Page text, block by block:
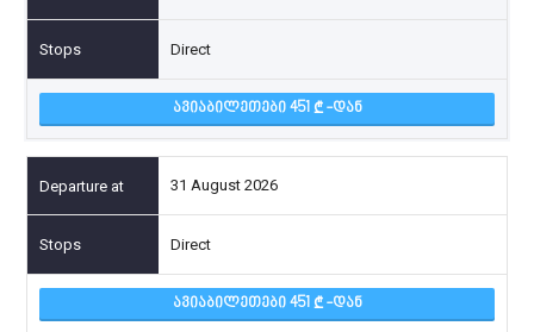
Direct
ᲐᲕᲘᲐᲑᲘᲚᲔᲗᲔᲑᲘ 451 -ᲓᲐᲜ
31 August 2026
Direct
ᲐᲕᲘᲐᲑᲘᲚᲔᲗᲔᲑᲘ 451 -ᲓᲐᲜ